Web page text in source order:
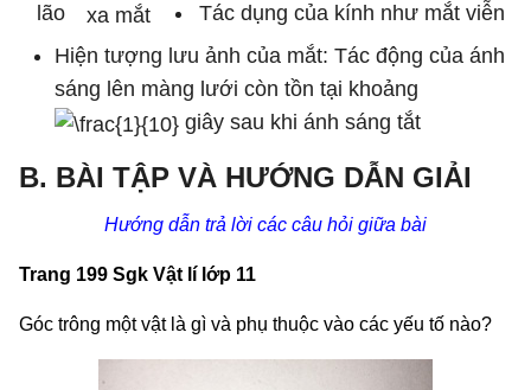
lão
xa mắt
Tác dụng của kính như mắt viễn
Hiện tượng lưu ảnh của mắt: Tác động của ánh
sáng lên màng lưới còn tồn tại khoảng
giây sau khi ánh sáng tắt
B. BÀI TẬP VÀ HƯỚNG DẪN GIẢI
Hướng dẫn trả lời các câu hỏi giữa bài
Trang 199 Sgk Vật lí lớp 11
Góc trông một vật là gì và phụ thuộc vào các yếu tố nào?